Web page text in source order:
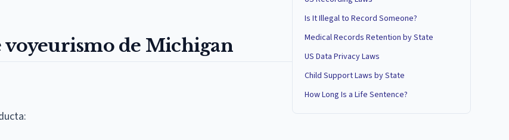
voyeurismo de Michigan
Is It Illegal to Record Someone?
Medical Records Retention by State
US Data Privacy Laws
Child Support Laws by State
How Long Is a Life Sentence?